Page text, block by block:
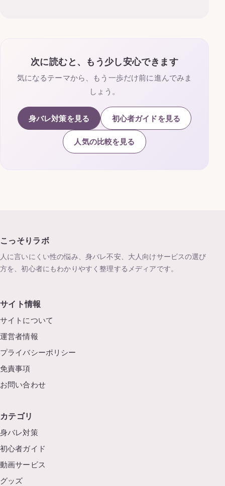
次に読むと、もう少し安心できます
気になるテーマから、もう一歩だけ前に進んでみま
しょう。
身バレ対策を見る 初心者ガイドを見る
人気の比較を見る
こっそりラボ
人に言いにくい性の悩み、身バレ不安、大人向けサービスの選び
方を、初心者にもわかりやすく整理するメディアです。
サイト情報
サイトについて
運営者情報
プライバシーポリシー
免責事項
お問い合わせ
カテゴリ
身バレ対策
初心者ガイド
動画サービス
グッズ